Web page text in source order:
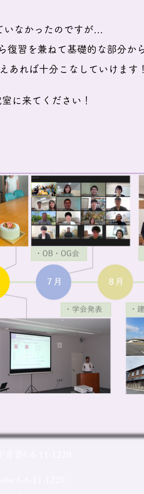
なかったの ですが…
習を兼ねて基礎的な部分か
れば十分こなしていけます
来てください！